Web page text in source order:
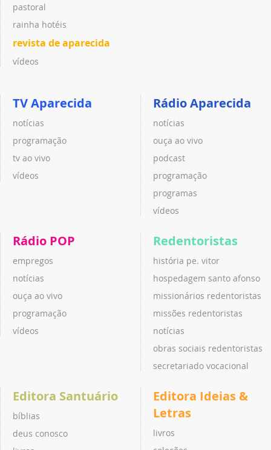
pastoral
rainha hotéis
revista de aparecida
vídeos
TV Aparecida
notícias
programação
tv ao vivo
vídeos
Rádio Aparecida
notícias
ouça ao vivo
podcast
programação
programas
vídeos
Rádio POP
empregos
notícias
ouça ao vivo
programação
vídeos
Redentoristas
história pe. vitor
hospedagem santo afonso
missionários redentoristas
missões redentoristas
notícias
obras sociais redentoristas
secretariado vocacional
Editora Santuário
bíblias
deus conosco
Editora Ideias &
Letras
livros